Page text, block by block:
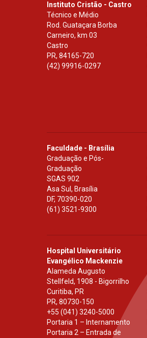
Instituto Cristão - Castro
Técnico e Médio
Rod. Guataçara Borba
Carneiro, km 03
Castro
PR, 84165-720
(42) 99916-0297
Faculdade - Brasília
Graduação e Pós-
Graduação
SGAS 902
Asa Sul, Brasília
DF, 70390-020
(61) 3521-9300
Hospital Universitário
Evangélico Mackenzie
Alameda Augusto
Stellfeld, 1908 - Bigorrilho
Curitiba, PR
PR, 80730-150
+55 (041) 3240-5000
Portaria 1 – Internamento
Portaria 2 – Entrada de